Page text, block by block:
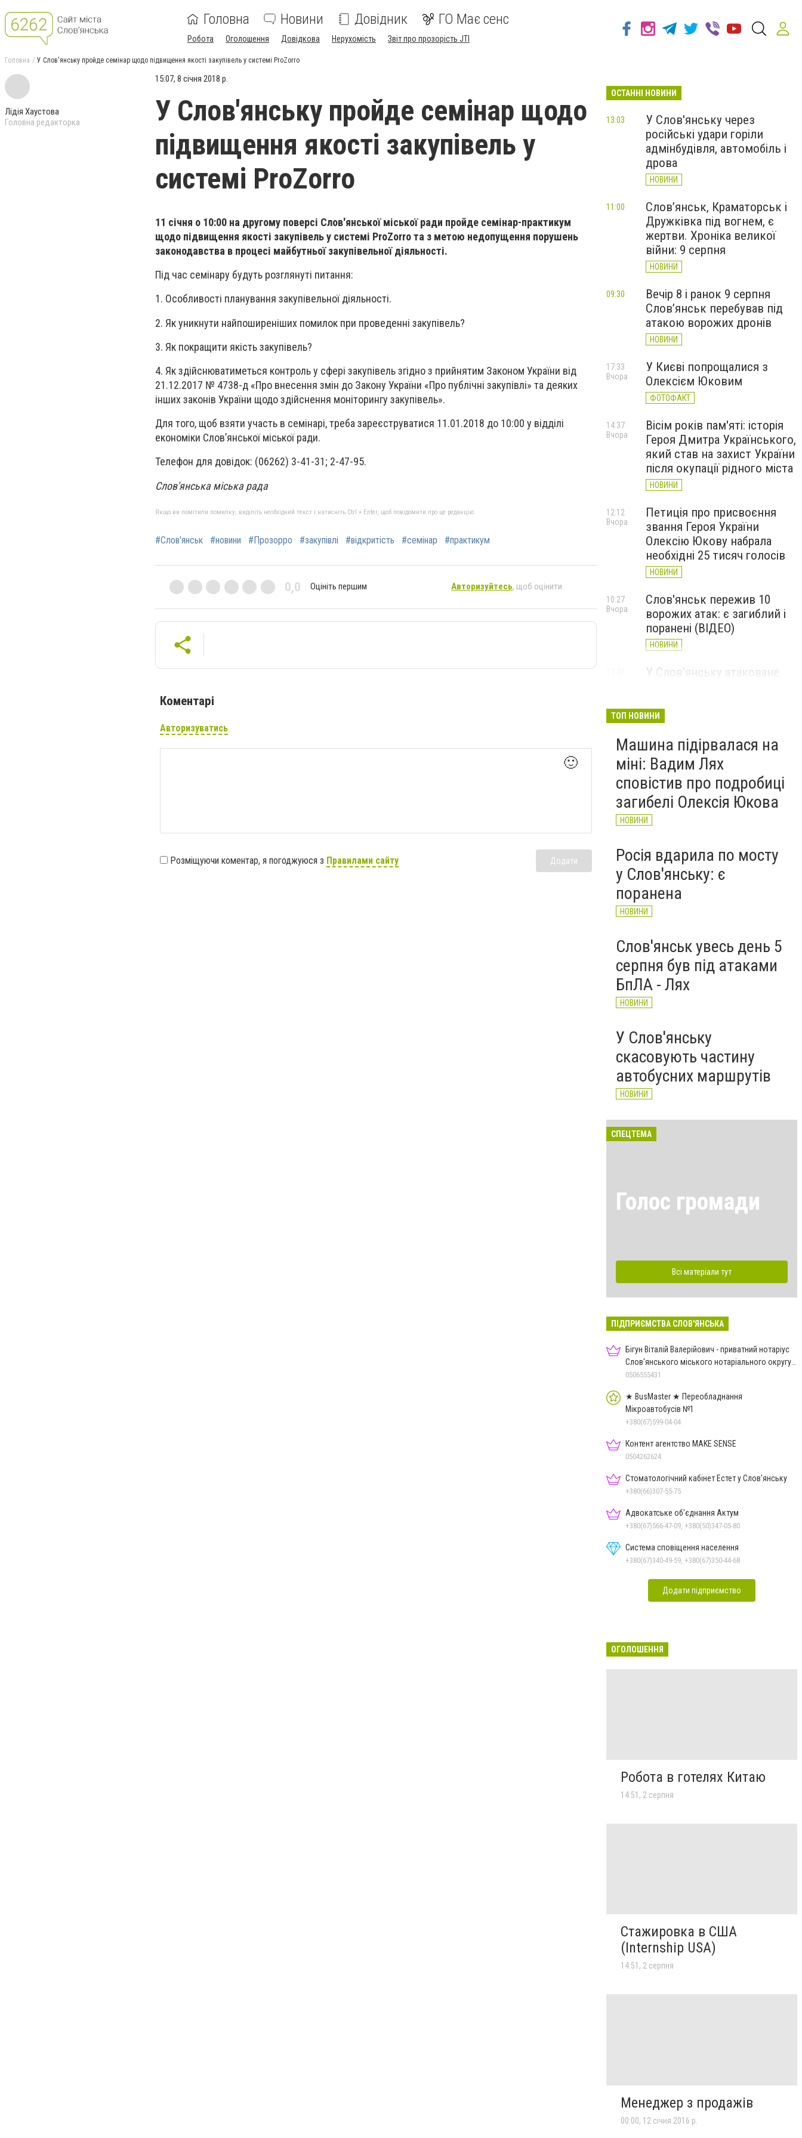
Головна Новини Довідник ГО Має сенс
Робота Оголошення Довідкова Нерухомість Звіт про прозорість JTI
Головна У Слов'янську пройде семінар щодо підвищення якості закупівель у системі ProZorro
Лідія Хаустова
Головна редакторка
15:07, 8 січня 2018 р.
У Слов'янську пройде семінар щодо
підвищення якості закупівель у
системі ProZorro
11 січня о 10:00 на другому поверсі Слов'янської міської ради пройде семінар-практикум
щодо підвищення якості закупівель у системі ProZorro та з метою недопущення порушень
законодавства в процесі майбутньої закупівельної діяльності.
Під час семінару будуть розглянуті питання:
1. Особливості планування закупівельної діяльності.
2. Як уникнути найпоширеніших помилок при проведенні закупівель?
3. Як покращити якість закупівель?
4. Як здійснюватиметься контроль у сфері закупівель згідно з прийнятим Законом України від
21.12.2017 № 4738-д «Про внесення змін до Закону України «Про публічні закупівлі» та деяких
інших законів України щодо здійснення моніторингу закупівель».
Для того, щоб взяти участь в семінарі, треба зареєструватися 11.01.2018 до 10:00 у відділі
економіки Слов’янської міської ради.
Телефон для довідок: (06262) 3-41-31; 2-47-95.
Слов'янська міська рада
Якщо ви помітили помилку, виділіть необхідний текст і натисніть Ctrl + Enter, щоб повідомити про це редакцію
#Слов'янськ #новини #Прозорро #закупівлі #відкритість #семінар #практикум
0,0 Оцініть першим Авторизуйтесь, щоб оцінити
Коментарі
Авторизуватись
🙂
Розміщуючи коментар, я погоджуюся з Правилами сайту Додати
ОСТАННІ НОВИНИ
У Слов'янську через
російські удари горіли
адмінбудівля, автомобіль і
дрова
НОВИНИ
13:03
Слов’янськ, Краматорськ і
Дружківка під вогнем, є
жертви. Хроніка великої
війни: 9 серпня
НОВИНИ
11:00
Вечір 8 і ранок 9 серпня
Слов’янськ перебував під
атакою ворожих дронів
НОВИНИ
09:30
У Києві попрощалися з
Олексієм Юковим
ФОТОФАКТ
17:33
Вчора
Вісім років пам'яті: історія
Героя Дмитра Українського,
який став на захист України
після окупації рідного міста
НОВИНИ
14:37
Вчора
Петиція про присвоєння
звання Героя України
Олексію Юкову набрала
необхідні 25 тисяч голосів
НОВИНИ
12:12
Вчора
Слов'янськ пережив 10
ворожих атак: є загиблий і
поранені (ВІДЕО)
НОВИНИ
10:27
Вчора
У Слов’янську атаковане
НОВИНИ
ТОП НОВИНИ
Машина підірвалася на
міні: Вадим Лях
сповістив про подробиці
загибелі Олексія Юкова
НОВИНИ
Росія вдарила по мосту
у Слов'янську: є
поранена
НОВИНИ
Слов'янськ увесь день 5
серпня був під атаками
БпЛА - Лях
НОВИНИ
У Слов'янську
скасовують частину
автобусних маршрутів
НОВИНИ
СПЕЦТЕМА
Голос громади
Всі матеріали тут
ПІДПРИЄМСТВА СЛОВ'ЯНСЬКА
Бігун Віталій Валерійович - приватний нотаріус
Слов'янського міського нотаріального округу
Дон.обл.
0506555431
★ BusMaster ★ Переобладнання
Мікроавтобусів №1
+380(67)599-04-04
Контент агентство MAKE SENSE
0504262624
Стоматологічний кабінет Естет у Слов'янську
+380(66)307-55-75
Адвокатське об'єднання Актум
+380(67)566-47-09, +380(50)347-05-80
Система сповіщення населення
+380(67)340-49-59, +380(67)350-44-68
Додати підприємство
ОГОЛОШЕННЯ
Робота в готелях Китаю
14:51, 2 серпня
Стажировка в США
(Internship USA)
14:51, 2 серпня
Менеджер з продажів
00:00, 12 січня 2016 р.